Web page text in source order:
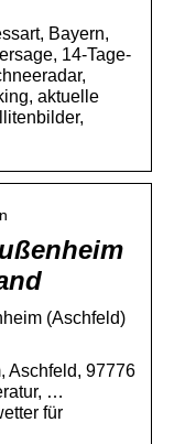
Bayern,
14-Tage-
aktuelle
(Aschfeld)
Aschfeld, 97776
…
für